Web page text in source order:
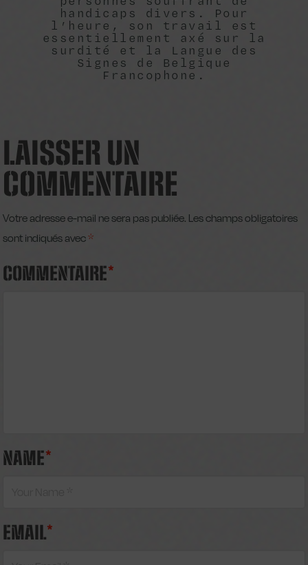
handicaps divers. Pour
l’heure, son travail est
essentiellement axé sur la
surdité et la Langue des
Signes de Belgique
Francophone.
LAISSER UN
COMMENTAIRE
Votre adresse e-mail ne sera pas publiée. Les champs obligatoires
sont indiqués avec*
COMMENTAIRE*
NAME*
EMAIL*